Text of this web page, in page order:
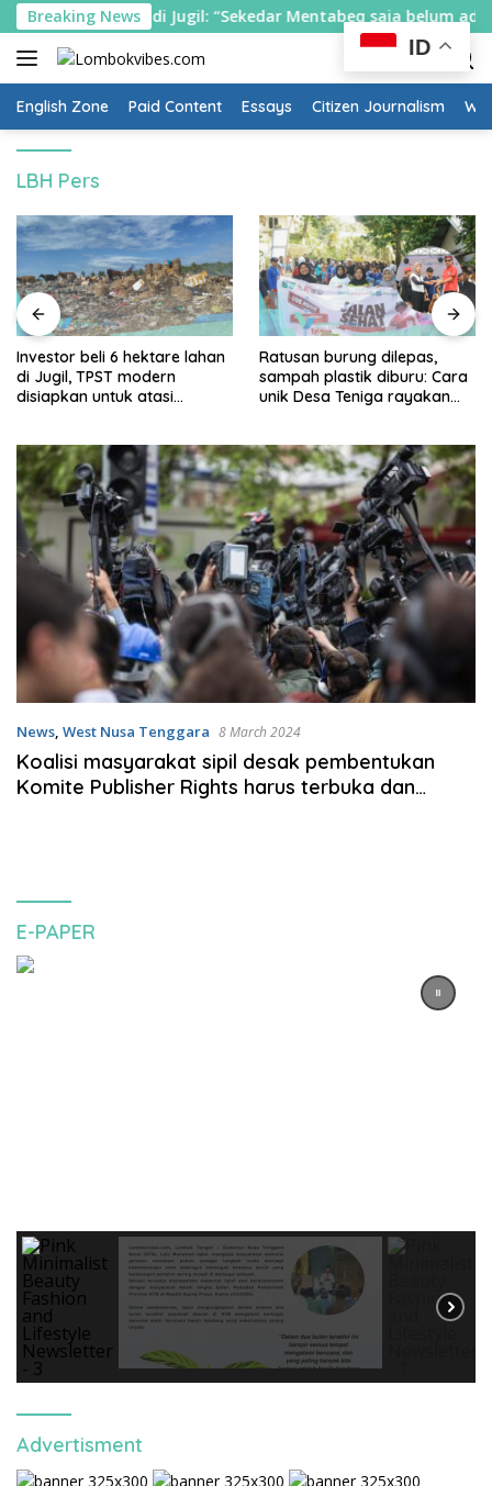
Skip
to
content
Breaking News
TPST di Jugil: “Sekedar Mentabeq saja belum ada”
English Zone Paid Content Essays Citizen Journalism
LBH Pers
Investor beli 6 hektare lahan
di Jugil, TPST modern
disiapkan untuk atasi
Ratusan burung dilepas,
sampah plastik diburu: Cara
unik Desa Teniga rayakan
News, West Nusa Tenggara 8 March 2024
Koalisi masyarakat sipil desak pembentukan
Komite Publisher Rights harus terbuka dan
E-PAPER
Advertisment
ID